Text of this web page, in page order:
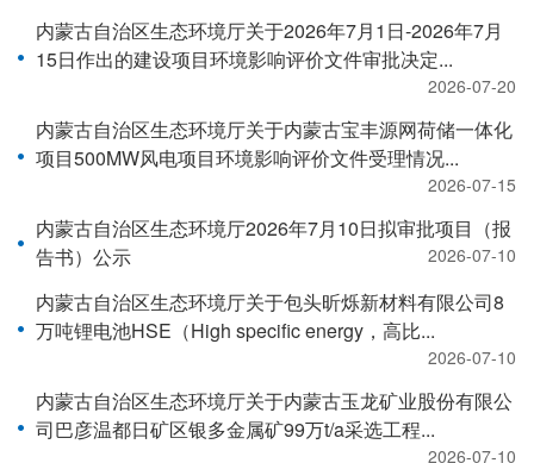
内蒙古自治区生态环境厅关于2026年7月1日-2026年7月
15日作出的建设项目环境影响评价文件审批决定...
2026-07-20
内蒙古自治区生态环境厅关于内蒙古宝丰源网荷储一体化
项目500MW风电项目环境影响评价文件受理情况...
2026-07-15
内蒙古自治区生态环境厅2026年7月10日拟审批项目（报
告书）公示
2026-07-10
内蒙古自治区生态环境厅关于包头昕烁新材料有限公司8
万吨锂电池HSE（High specific energy，高比...
2026-07-10
内蒙古自治区生态环境厅关于内蒙古玉龙矿业股份有限公
司巴彦温都日矿区银多金属矿99万t/a采选工程...
2026-07-10